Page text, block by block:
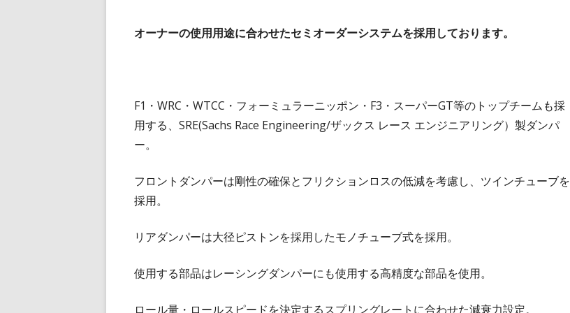
オーナーの使用用途に合わせたセミオーダーシステムを採用しております。
F1・WRC・WTCC・フォーミュラーニッポン・F3・スーパーGT等のトップチームも採
用する、SRE(Sachs Race Engineering/ザックス レース エンジニアリング）製ダンパ
ー。
フロントダンパーは剛性の確保とフリクションロスの低減を考慮し、ツインチューブを
採用。
リアダンパーは大径ピストンを採用したモノチューブ式を採用。
使用する部品はレーシングダンパーにも使用する高精度な部品を使用。
ロール量・ロールスピードを決定するスプリングレートに合わせた減衰力設定。